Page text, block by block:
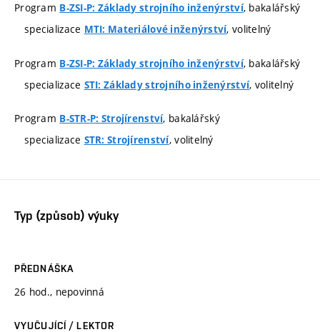
Program B-ZSI-P: Základy strojního inženýrství, bakalářský
specializace MTI: Materiálové inženýrství, volitelný
Program B-ZSI-P: Základy strojního inženýrství, bakalářský
specializace STI: Základy strojního inženýrství, volitelný
Program B-STR-P: Strojírenství, bakalářský
specializace STR: Strojírenství, volitelný
Typ (způsob) výuky
PŘEDNÁŠKA
26 hod., nepovinná
VYUČUJÍCÍ / LEKTOR